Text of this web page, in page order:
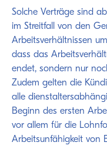
Solche Verträge sind
im Streitfall von den
Arbeitsverhältnissen
dass das
endet, sondern nur
Zudem gelten die
alle
Beginn des ersten
vor allem für die
Arbeitsunfähigkeit von